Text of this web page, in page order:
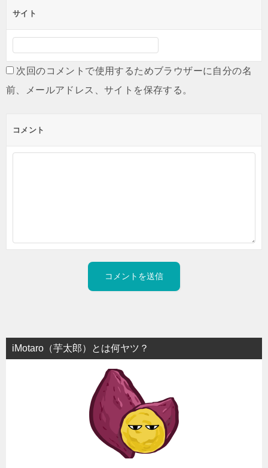
サイト
次回のコメントで使用するためブラウザーに自分の名
前、メールアドレス、サイトを保存する。
コメント
iMotaro（芋太郎）とは何ヤツ？